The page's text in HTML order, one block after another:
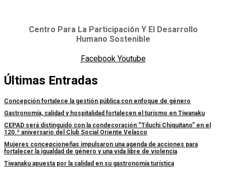
Centro Para La Participación Y El Desarrollo
Humano Sostenible
Facebook Youtube
Últimas Entradas
Concepción fortalece la gestión pública con enfoque de género
Gastronomía, calidad y hospitalidad fortalecen el turismo en Tiwanaku
CEPAD será distinguido con la condecoración “Tiluchi Chiquitano” en el
120.º aniversario del Club Social Oriente Velasco
Mujeres concepcioneñas impulsaron una agenda de acciones para
fortalecer la igualdad de género y una vida libre de violencia
Tiwanaku apuesta por la calidad en su gastronomía turística